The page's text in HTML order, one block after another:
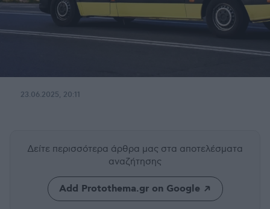
23.06.2025, 20:11
Δείτε περισσότερα άρθρα μας στα αποτελέσματα
αναζήτησης
Add Protothema.gr on Google